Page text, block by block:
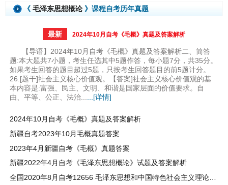
《毛泽东思想概论 》课程自考历年真题
最新 ​2024年10月自考《毛概》真题及答案解析
【导语】2024年10月自考《毛概》真题及答案解析二、简答
题:本大题共7小题，考生任选其中5题作答，每小题7分，共35分。
如果考生回答的题目超过5题，只按考生回答题目的前5题计分。
26.[题干]社会主义核心价值观。【答案]社会主义核心价值观的基
本内容是:富强、民主、文明、和谐是国家层面的价值要求。自
由、平等、公正、法治...
...[详情]
​2024年10月自考《毛概》真题及答案解析
新疆自考2023年10月毛概真题答案
2023年4月新疆自考《毛概》真题答案
新疆2022年4月自考《毛泽东思想概论》试题及答案解析
全国2020年8月自考12656 毛泽东思想和中国特色社会主义理论体系概论真题及答案